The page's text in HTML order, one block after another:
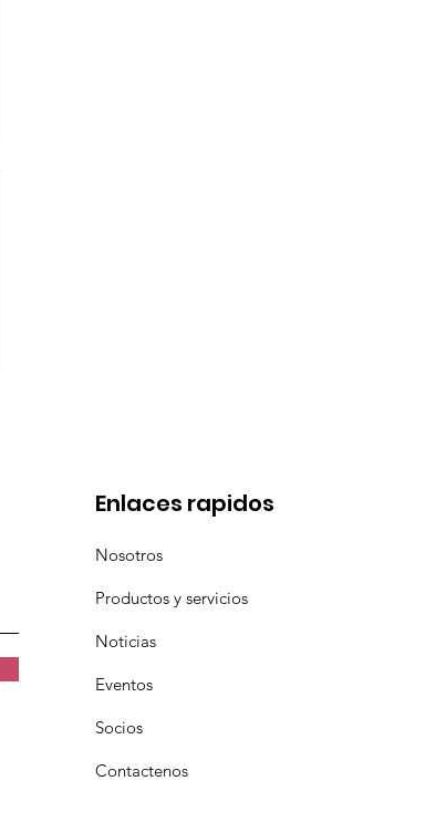
Enlaces rapidos
Nosotros
Productos y servicios
Noticias
Eventos
Socios
Contactenos